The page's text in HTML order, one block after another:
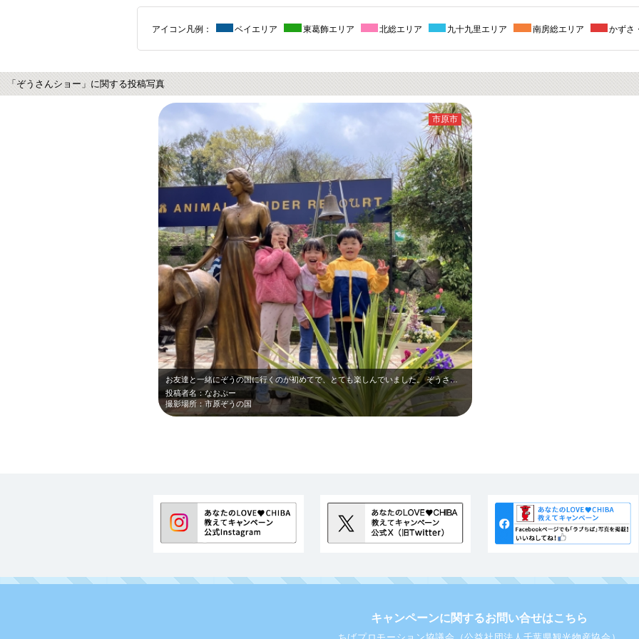
アイコン凡例： ベイエリア 東葛飾エリア 北総エリア 九十九里エリア 南房総エリア かずさ
「ぞうさんショー」に関する投稿写真
お友達と一緒にぞうの国に行くのが初めてで、とても楽しんでいました。 ぞうさん…
投稿者名：なおぷー
撮影場所：市原ぞうの国
市原市
キャンペーンに関するお問い合せはこちら